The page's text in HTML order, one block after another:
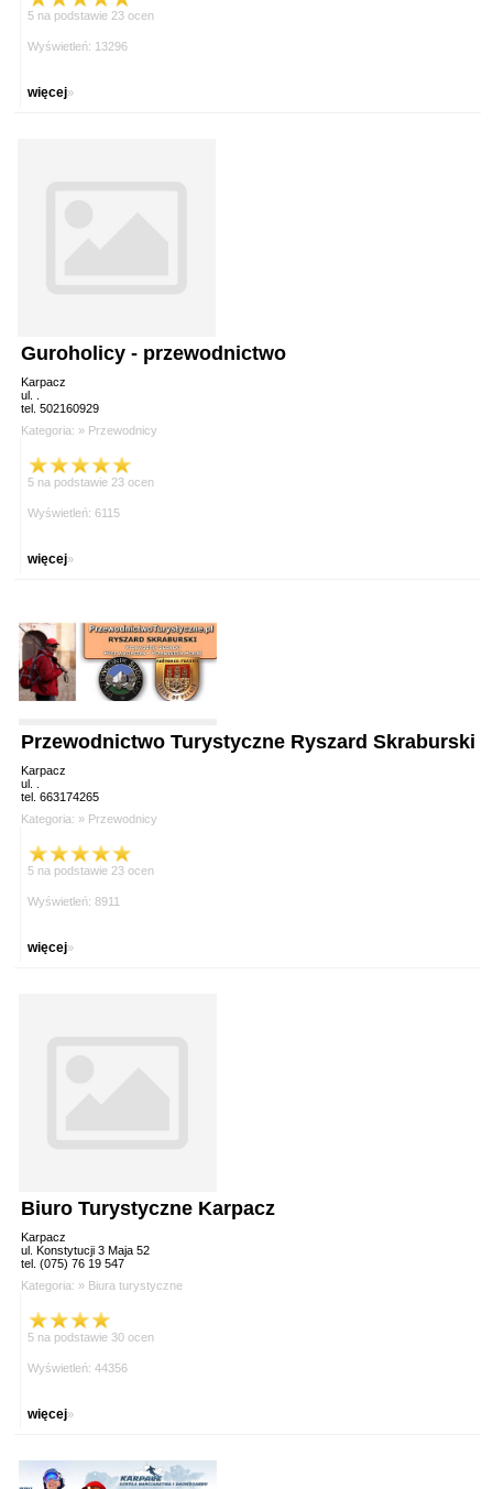
5 na podstawie 23 ocen
Wyświetleń: 13296
więcej»
Guroholicy - przewodnictwo
Karpacz
ul. .
tel. 502160929
Kategoria: » Przewodnicy
5 na podstawie 23 ocen
Wyświetleń: 6115
więcej»
Przewodnictwo Turystyczne Ryszard Skraburski
Karpacz
ul. .
tel. 663174265
Kategoria: » Przewodnicy
5 na podstawie 23 ocen
Wyświetleń: 8911
więcej»
Biuro Turystyczne Karpacz
Karpacz
ul. Konstytucji 3 Maja 52
tel. (075) 76 19 547
Kategoria: » Biura turystyczne
5 na podstawie 30 ocen
Wyświetleń: 44356
więcej»